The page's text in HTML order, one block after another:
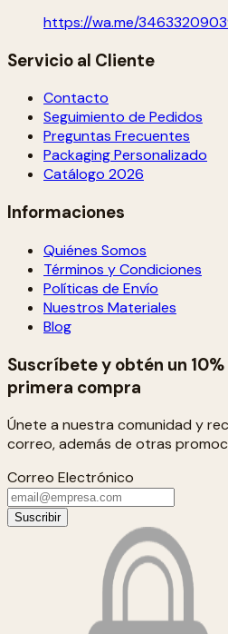
https://wa.me/
Servicio al Cliente
Contacto
Seguimiento de Pedidos
Preguntas Frecuentes
Packaging Personalizado
Catálogo 2026
Informaciones
Quiénes Somos
Términos y Condiciones
Políticas de Envío
Nuestros Materiales
Blog
Suscríbete y obtén un
primera compra
Únete a nuestra comunidad y
correo, además de otras
Correo Electrónico
Suscribir